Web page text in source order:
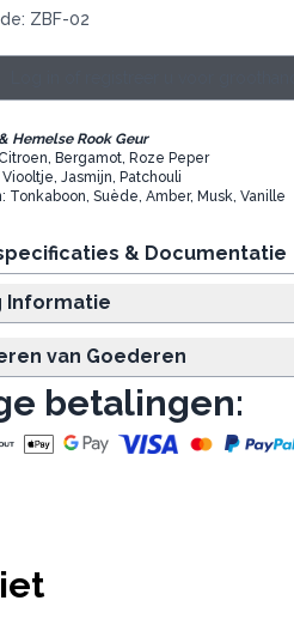
ZBF-02
Hemelse Rook Geur
Bergamot, Roze Peper
Viooltje, Jasmijn, Patchouli
: Tonkaboon, Suède, Amber, Musk, Vanille
& Documentatie
Informatie
van Goederen
betalingen: